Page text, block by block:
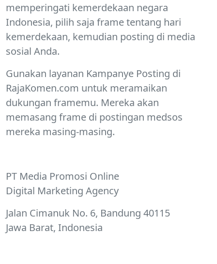
memperingati kemerdekaan negara
Indonesia, pilih saja frame tentang hari
kemerdekaan, kemudian posting di media
sosial Anda.
Gunakan layanan Kampanye Posting di
RajaKomen.com untuk meramaikan
dukungan framemu. Mereka akan
memasang frame di postingan medsos
mereka masing-masing.
PT Media Promosi Online
Digital Marketing Agency
Jalan Cimanuk No. 6, Bandung 40115
Jawa Barat, Indonesia